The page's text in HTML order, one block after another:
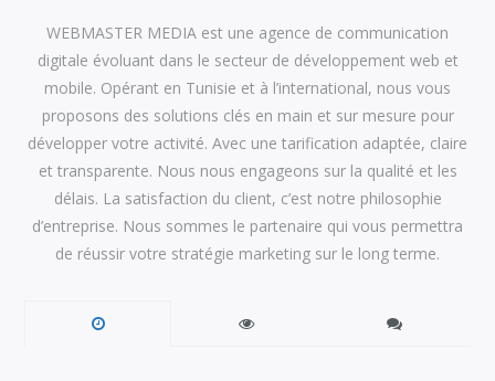
WEBMASTER MEDIA est une agence de communication
digitale évoluant dans le secteur de développement web et
mobile. Opérant en Tunisie et à l’international, nous vous
proposons des solutions clés en main et sur mesure pour
développer votre activité. Avec une tarification adaptée, claire
et transparente. Nous nous engageons sur la qualité et les
délais. La satisfaction du client, c’est notre philosophie
d’entreprise. Nous sommes le partenaire qui vous permettra
de réussir votre stratégie marketing sur le long terme.